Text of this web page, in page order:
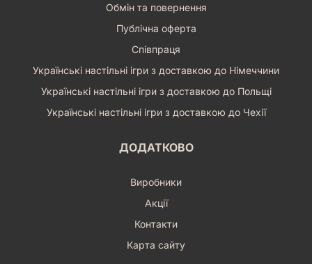
Обмін та повернення
Публічна оферта
Співпраця
Українські настільні ігри з доставкою до Німеччини
Українські настільні ігри з доставкою до Польщі
Українські настільні ігри з доставкою до Чехії
ДОДАТКОВО
Виробники
Акції
Контакти
Карта сайту